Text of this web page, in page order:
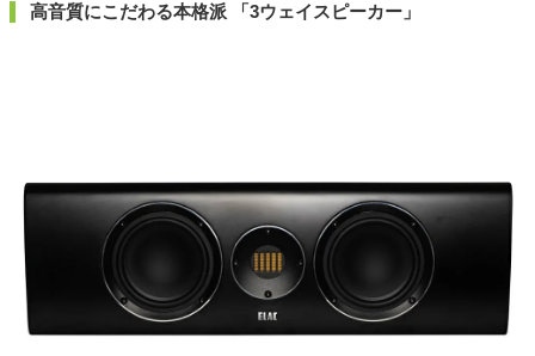
高音質にこだわる本格派 「3ウェイスピーカー」